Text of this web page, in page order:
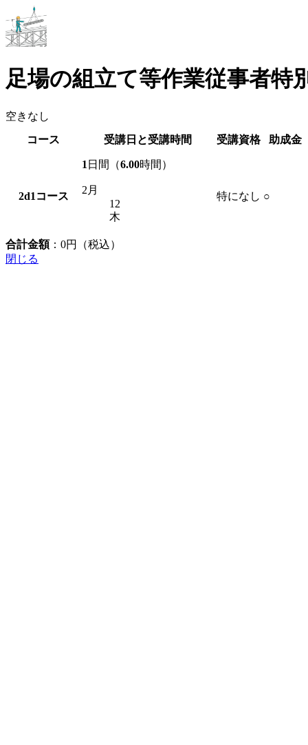
足場の組立て等作業従事者特
空きなし
コース
受講日と受講時間 受講資格 助成金
2d1 コース
1 日間（6.00時間）
2月
12
木
特になし ○
合計金額： 0円（税込）
閉じる